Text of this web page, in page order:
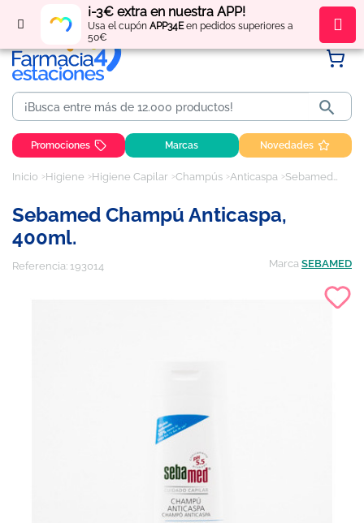
¡-3€ extra en nuestra APP!
Usa el cupón APP34Een pedidos superiores a
50€
Regístratey obténpuntos por tus compras

Promociones Marcas Novedades
Inicio Higiene Higiene Capilar Champús Anticaspa Sebamed Champú Anticaspa, 400ml.
Sebamed Champú Anticaspa,
400ml.
Referencia: 193014 Marca SEBAMED